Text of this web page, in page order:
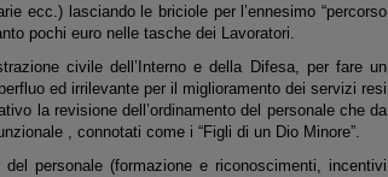
ecc.) lasciando le briciole per l’ennesimo “percorso
pochi euro nelle tasche dei Lavoratori.
civile dell’Interno e della Difesa, per fare un
ed irrilevante per il miglioramento dei servizi resi
la revisione dell’ordinamento del personale che da
, connotati come i “Figli di un Dio Minore”.
personale (formazione e riconoscimenti, incentivi